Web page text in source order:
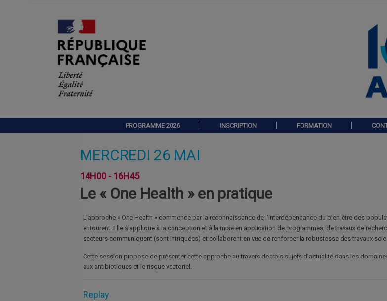
PROGRAMME 2026 INSCRIPTION FORMATION
MERCREDI 26 MAI
14H00 - 16H45
Le « One Health » en pratique
L’approche « One Health » commence par la reconnaissance de l’interdépendance du bien-être des
entourent. Elle s’applique à la conception et à la mise en application de programmes, de travaux de
secteurs communiquent (sont intriquées) et collaborent en vue de renforcer la robustesse des travaux
Cette session propose de présenter cette approche au travers de trois sujets d’actualité dans les
aux antibiotiques et le risque vectoriel.
Replay